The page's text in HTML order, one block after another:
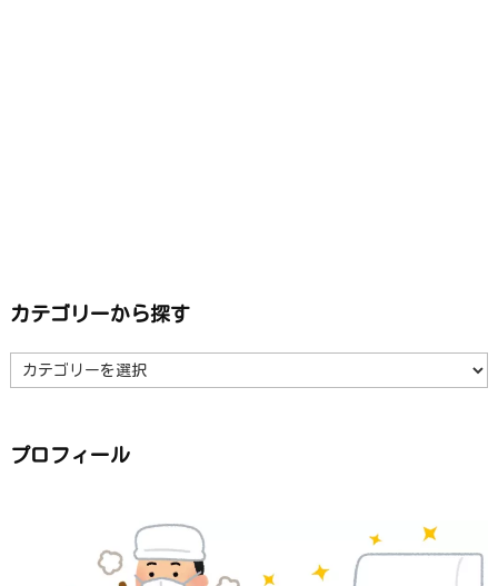
カテゴリーから探す
テ
ゴ
ら
探
プロフィール